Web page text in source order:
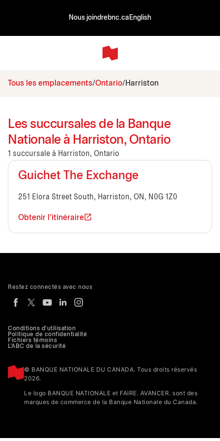
Nous joindrebnc.ca English
Tous les emplacements Ontario Harriston
Les succursales de la Banque
Nationale à Harriston, Ontario
1 succursale à Harriston, Ontario
Guichet The Exchange
251 Elora Street South, Harriston, ON, N0G 1Z0
Obtenir l'itinéraire
Conditions d'utilisation
Politique de confidentialité
Fichiers témoins
L'ABC de la sécurité
© BANQUE NATIONALE DU CANADA. Tous droits réservés
2026.
Le logo BANQUE NATIONALE et FAIRE. AVANCER. sont des
marques de commerce de la Banque Nationale du Canada.
Restez connectés avec nous